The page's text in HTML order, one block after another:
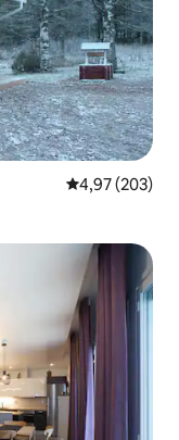
Prosječna
4,97 (203)
gosti”